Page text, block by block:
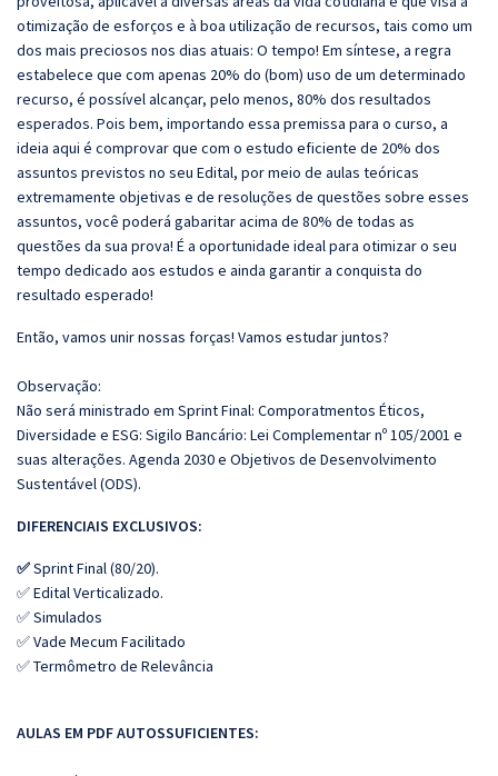
otimização de esforços e à boa utilização de recursos, tais como um
dos mais preciosos nos dias atuais: O tempo! Em síntese, a regra
estabelece que com apenas 20% do (bom) uso de um determinado
recurso, é possível alcançar, pelo menos, 80% dos resultados
esperados. Pois bem, importando essa premissa para o curso, a
ideia aqui é comprovar que com o estudo eficiente de 20% dos
assuntos previstos no seu Edital, por meio de aulas teóricas
extremamente objetivas e de resoluções de questões sobre esses
assuntos, você poderá gabaritar acima de 80% de todas as
questões da sua prova! É a oportunidade ideal para otimizar o seu
tempo dedicado aos estudos e ainda garantir a conquista do
resultado esperado!
Então, vamos unir nossas forças! Vamos estudar juntos?
Observação:
Não será ministrado em Sprint Final: Comporatmentos Éticos,
Diversidade e ESG: Sigilo Bancário: Lei Complementar nº 105/2001 e
suas alterações. Agenda 2030 e Objetivos de Desenvolvimento
Sustentável (ODS).
DIFERENCIAIS EXCLUSIVOS:
✅Sprint Final (80/20).
✅ Edital Verticalizado.
✅ Simulados
✅ Vade Mecum Facilitado
✅ Termômetro de Relevância
AULAS EM PDF AUTOSSUFICIENTES: